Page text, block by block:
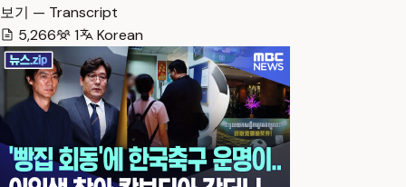
보기 — Transcript
5,266
1 Korean